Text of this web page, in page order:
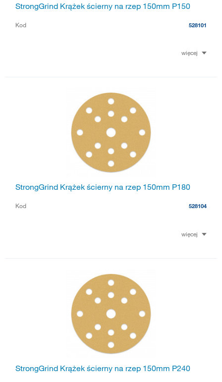
StrongGrind Krążek ścierny na rzep 150mm P150
Kod 528101
więcej
StrongGrind Krążek ścierny na rzep 150mm P180
Kod 528104
więcej
StrongGrind Krążek ścierny na rzep 150mm P240